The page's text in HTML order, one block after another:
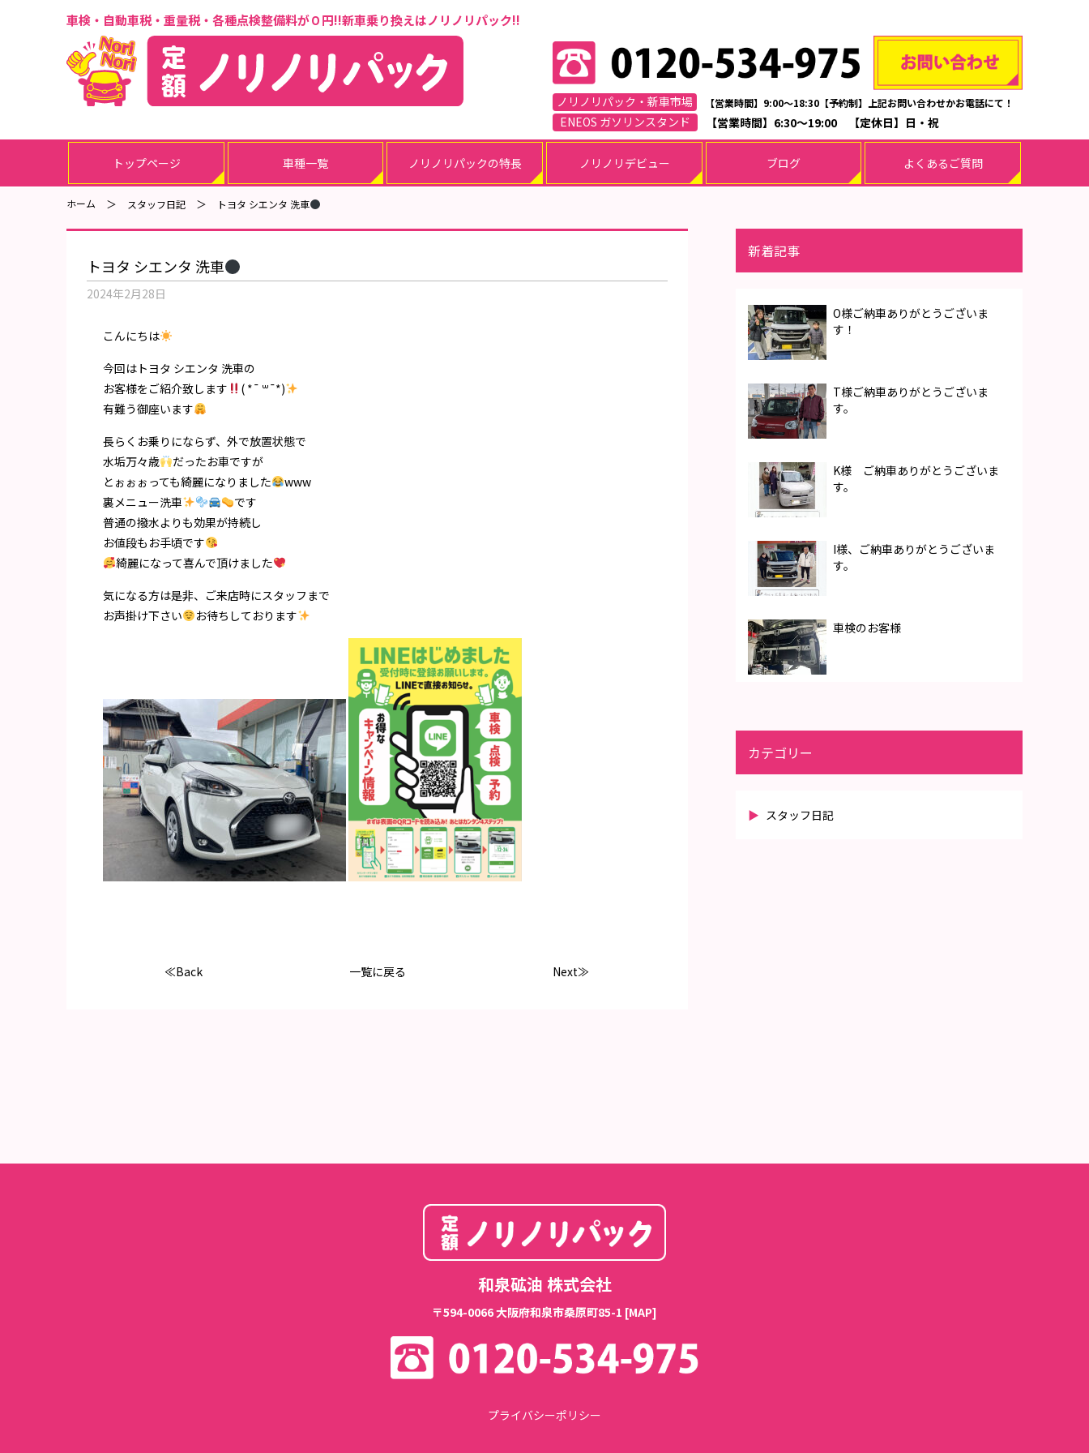
車検・自動車税・重量税・各種点検整備料が０円!!新車乗り換えはノリノリパック!!
ノリノリパック・新車市場 【営業時間】9:00～18:30【予約制】上記お問い合わせかお電話にて！
ENEOS ガソリンスタンド 【営業時間】6:30～19:00 【定休日】日・祝
トップページ 車種一覧 ノリノリパックの特長 ノリノリデビュー ブログ よくあるご質問
ホーム スタッフ日記 トヨタ シエンタ 洗車
トヨタ シエンタ 洗車
2024年2月28日
こんにちは
今回はトヨタ シエンタ 洗車の
お客様をご紹介致します
( *¯ ꒳¯*)
有難う御座います
長らくお乗りにならず、外で放置状態で
水垢万々歳
だったお車ですが
とぉぉぉっても綺麗になりました
www
裏メニュー洗車
です
普通の撥水よりも効果が持続し
お値段もお手頃です
綺麗になって喜んで頂けました
気になる方は是非、ご来店時にスタッフまで
お声掛け下さい
お待ちしております
≪Back 一覧に戻る Next≫
新着記事
O様ご納車ありがとうございま
す！
T様ご納車ありがとうございま
す。
K様 ご納車ありがとうございま
す。
I様、ご納車ありがとうございま
す。
車検のお客様
カテゴリー
スタッフ日記
和泉砿油 株式会社
〒594-0066 大阪府和泉市桑原町85-1 [MAP]
プライバシーポリシー